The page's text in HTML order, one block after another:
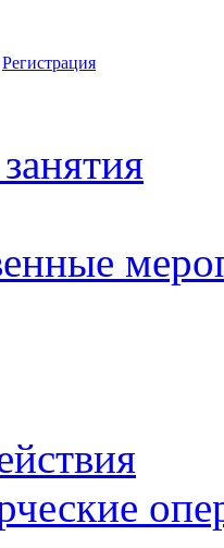
Регистрация